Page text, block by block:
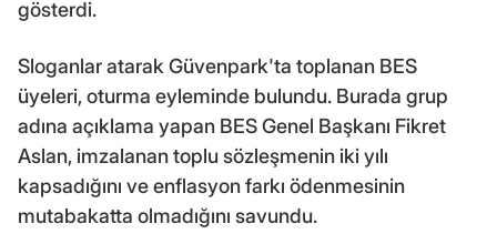
gösterdi.
Sloganlar atarak Güvenpark'ta toplanan BES
üyeleri, oturma eyleminde bulundu. Burada grup
adına açıklama yapan BES Genel Başkanı Fikret
Aslan, imzalanan toplu sözleşmenin iki yılı
kapsadığını ve enflasyon farkı ödenmesinin
mutabakatta olmadığını savundu.